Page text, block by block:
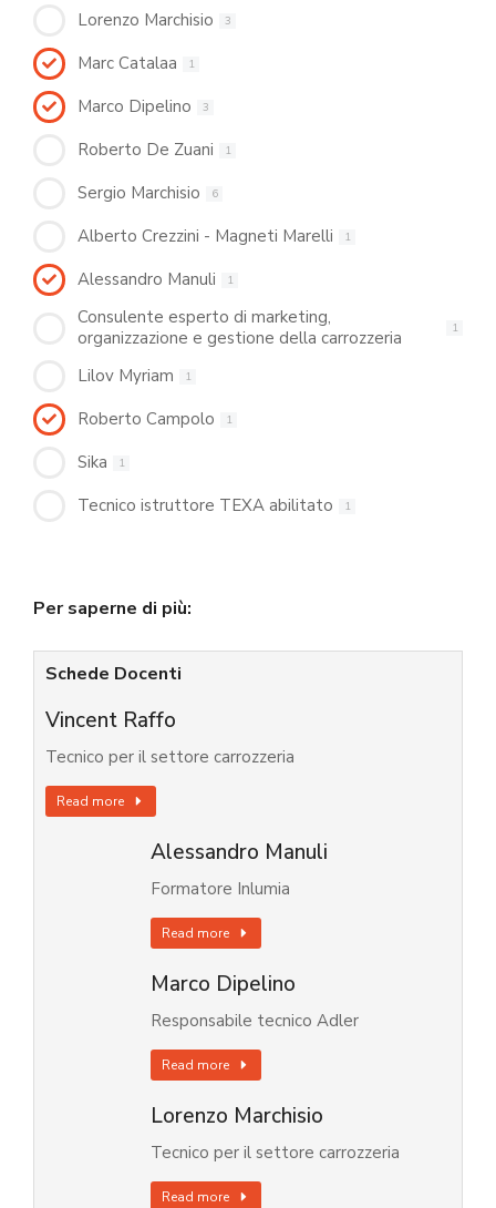
Lorenzo Marchisio 3
Marc Catalaa 1
Marco Dipelino 3
Roberto De Zuani 1
Sergio Marchisio 6
Alberto Crezzini - Magneti Marelli 1
Alessandro Manuli 1
Consulente esperto di marketing,
organizzazione e gestione della carrozzeria
1
Lilov Myriam 1
Roberto Campolo 1
Sika 1
Tecnico istruttore TEXA abilitato 1
Per saperne di più:
Schede Docenti
Vincent Raffo
Tecnico per il settore carrozzeria
Read more
Alessandro Manuli
Formatore Inlumia
Read more
Marco Dipelino
Responsabile tecnico Adler
Read more
Lorenzo Marchisio
Tecnico per il settore carrozzeria
Read more